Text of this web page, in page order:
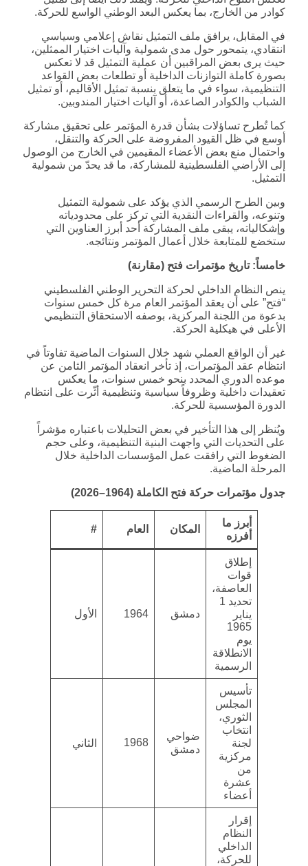
كوادر من الخارج، بما يعكس البعد الوطني الواسع للحركة.
في المقابل، يرافق ملف التمثيل نقاش إعلامي وسياسي
انتقادي، يتمحور حول مدى شمولية وآليات اختيار الممثلين،
حيث يرى بعض المراقبين أن عملية التمثيل قد لا تعكس
بصورة كاملة التوازنات الداخلية أو تطلعات بعض القواعد
التنظيمية، سواء في ما يتعلق بنسبة تمثيل الأقاليم، أو تمثيل
الشباب والكوادر الصاعدة، أو آليات اختيار المندوبين.
كما تُطرح تساؤلات بشأن قدرة المؤتمر على تحقيق مشاركة
أوسع في ظل القيود المفروضة على الحركة والتنقل،
واحتمال منع بعض الأعضاء المقيمين في الخارج من الوصول
إلى الأراضي الفلسطينية للمشاركة، ما قد يحدّ من شمولية
التمثيل.
وبين الطرح الرسمي الذي يؤكد على شمولية التمثيل
وتنوعه، والقراءات النقدية التي تركز على محدودياته
وإشكالياته، يبقى ملف المشاركة أحد أبرز العناوين التي
ستخضع للمتابعة خلال أعمال المؤتمر ونتائجه.
خامساً: تاريخ مؤتمرات فتح (مقارنة)
ينص النظام الداخلي لحركة التحرير الوطني الفلسطيني
“فتح” على أن يعقد المؤتمر العام مرة كل خمس سنوات
بدعوة من اللجنة المركزية، بوصفه الاستحقاق التنظيمي
الأعلى في هيكلية الحركة.
غير أن الواقع العملي شهد خلال السنوات الماضية تفاوتاً في
انتظام عقد المؤتمرات، إذ تأخر انعقاد المؤتمر الثامن عن
موعده الدوري المحدد بنحو خمس سنوات، ما يعكس
تعقيدات داخلية وظروفاً سياسية وتنظيمية أثّرت على انتظام
الدورة المؤسسية للحركة.
ويُنظر إلى هذا التأخير في بعض التحليلات باعتباره مؤشراً
على التحديات التي واجهت البنية التنظيمية، وعلى حجم
الضغوط التي رافقت عمل المؤسسات الداخلية خلال
المرحلة الماضية.
جدول مؤتمرات حركة فتح الكاملة (1964–2026)
أبرز ما
أفرزه
المكان العام #
إطلاق
قوات
العاصفة،
تحديد 1
يناير
1965
يوم
الانطلاقة
الرسمية
دمشق 1964 الأول
تأسيس
المجلس
الثوري،
انتخاب
لجنة
مركزية
من
عشرة
أعضاء
ضواحي
دمشق
1968 الثاني
إقرار
النظام
الداخلي
للحركة،